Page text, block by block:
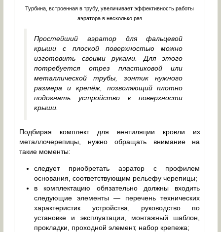
Турбина, встроенная в трубу, увеличивает эффективность работы
аэратора в несколько раз
Простейший аэратор для фальцевой
крыши с плоской поверхностью можно
изготовить своими руками. Для этого
потребуется отрез пластиковой или
металлической трубы, зонтик нужного
размера и крепёж, позволяющий плотно
подогнать устройство к поверхности
крыши.
Подбирая комплект для вентиляции кровли из
металлочерепицы, нужно обращать внимание на
такие моменты:
следует приобретать аэратор с профилем
основания, соответствующим рельефу черепицы;
в комплектацию обязательно должны входить
следующие элементы — перечень технических
характеристик устройства, руководство по
установке и эксплуатации, монтажный шаблон,
прокладки, проходной элемент, набор крепежа;